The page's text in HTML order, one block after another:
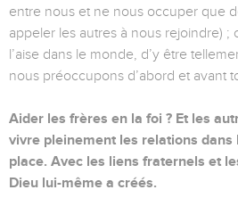
entre nous et ne nous occuper que
appeler les autres à nous rejoindre) ;
l’aise dans le monde, d’y être
nous préoccupons d’abord et avant
Aider les frères en la foi ? Et les
vivre pleinement les relations dans
place. Avec les liens fraternels et
Dieu lui-même a créés.